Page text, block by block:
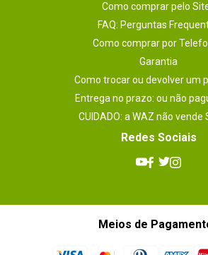
Como comprar pelo
FAQ: Perguntas
Como comprar por
Garantia
Como trocar ou devolver um
Entrega no prazo: ou não
CUIDADO: a WAZ não vende
Redes Sociais
Meios de